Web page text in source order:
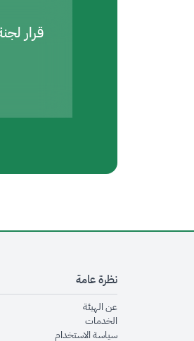
قرار
نظرة عامة
عن الهيئةin new window
الخدماتin new window
سياسة الاستخدام